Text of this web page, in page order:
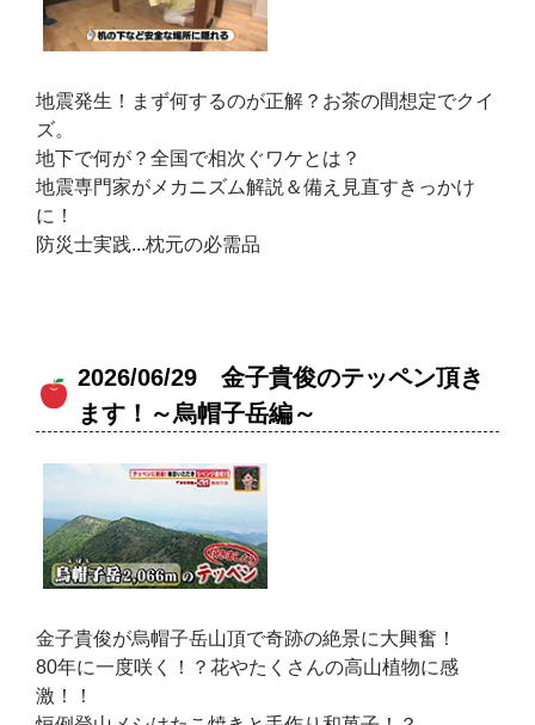
地震発生！まず何するのが正解？お茶の間想定でクイ
ズ。
地下で何が？全国で相次ぐワケとは？
地震専門家がメカニズム解説＆備え見直すきっかけ
に！
防災士実践...枕元の必需品
2026/06/29 金子貴俊のテッペン頂き
ます！～烏帽子岳編～
金子貴俊が烏帽子岳山頂で奇跡の絶景に大興奮！
80年に一度咲く！？花やたくさんの高山植物に感
激！！